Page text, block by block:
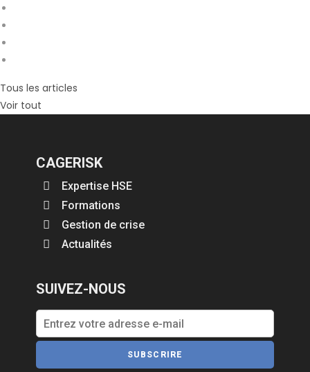
Tous les articles
Voir tout
CAGERISK
Expertise HSE
Formations
Gestion de crise
Actualités
SUIVEZ-NOUS
SUBSCRIRE